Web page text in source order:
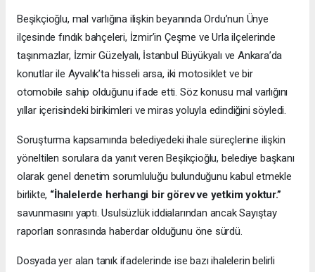
Beşikçioğlu, mal varlığına ilişkin beyanında Ordu’nun Ünye
ilçesinde fındık bahçeleri, İzmir’in Çeşme ve Urla ilçelerinde
taşınmazlar, İzmir Güzelyalı, İstanbul Büyükyalı ve Ankara’da
konutlar ile Ayvalık’ta hisseli arsa, iki motosiklet ve bir
otomobile sahip olduğunu ifade etti. Söz konusu mal varlığını
yıllar içerisindeki birikimleri ve miras yoluyla edindiğini söyledi.
Soruşturma kapsamında belediyedeki ihale süreçlerine ilişkin
yöneltilen sorulara da yanıt veren Beşikçioğlu, belediye başkanı
olarak genel denetim sorumluluğu bulunduğunu kabul etmekle
birlikte, “İhalelerde herhangi bir görev ve yetkim yoktur.”
savunmasını yaptı. Usulsüzlük iddialarından ancak Sayıştay
raporları sonrasında haberdar olduğunu öne sürdü.
Dosyada yer alan tanık ifadelerinde ise bazı ihalelerin belirli